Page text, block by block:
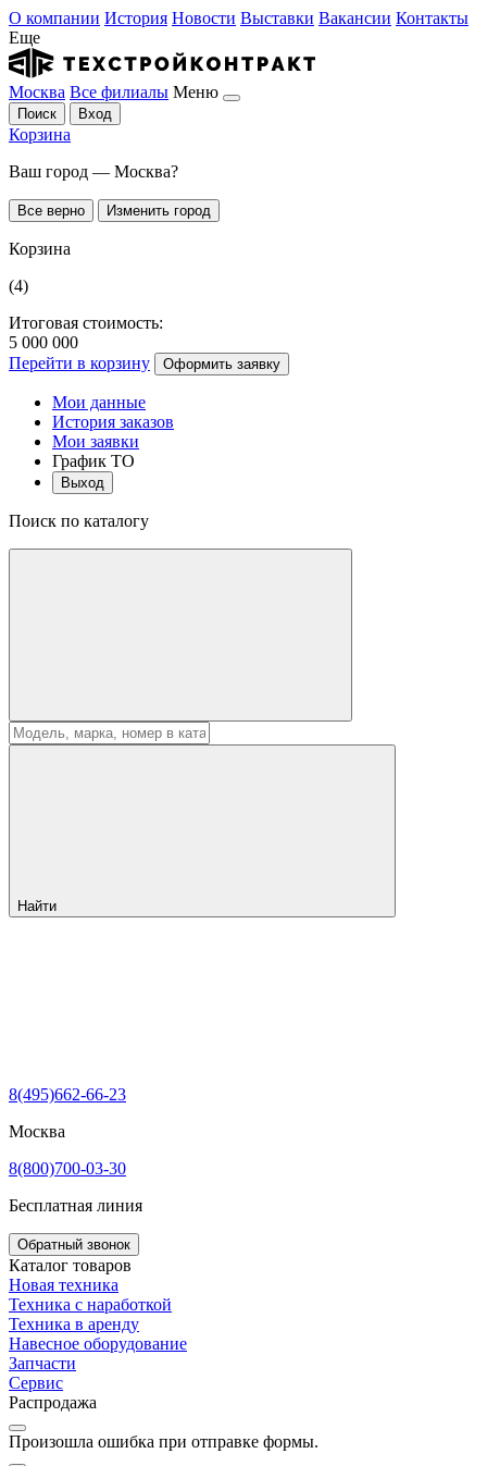
О компании История Новости Выставки Вакансии Контакты
Еще
Москва Все филиалы Меню
Поиск Вход
Корзина
Ваш город — Москва?
Все верно Изменить город
Корзина
(4)
Итоговая стоимость:
5 000 000
Перейти в корзину
Оформить заявку
Мои данные
История заказов
Мои заявки
График ТО
Выход
Поиск по каталогу
Найти
8(495)662-66-23
Москва
8(800)700-03-30
Бесплатная линия
Обратный звонок
Каталог товаров
Новая техника
Техника с наработкой
Техника в аренду
Навесное оборудование
Запчасти
Сервис
Распродажа
Произошла ошибка при отправке формы.